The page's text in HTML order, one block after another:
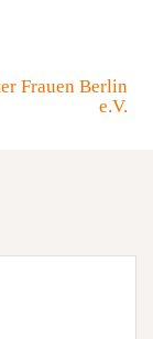
Frauen Berlin
e.V.